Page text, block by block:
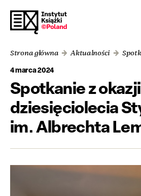
Strona główna Aktualności
4 marca 2024
Spotkanie z okazji
dziesięciolecia
im. Albrechta